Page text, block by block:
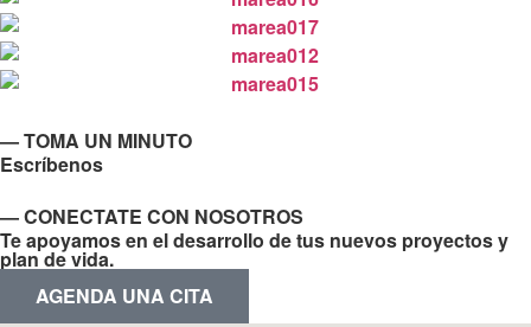
— TOMA UN MINUTO
Escríbenos
— CONECTATE CON NOSOTROS
Te apoyamos en el desarrollo de tus nuevos proyectos y
plan de vida.
AGENDA UNA CITA